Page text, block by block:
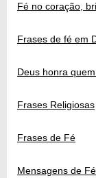
Fé no coração,
Frases de fé em
Deus honra
Frases Religiosas
Frases de Fé
Mensagens de Fé